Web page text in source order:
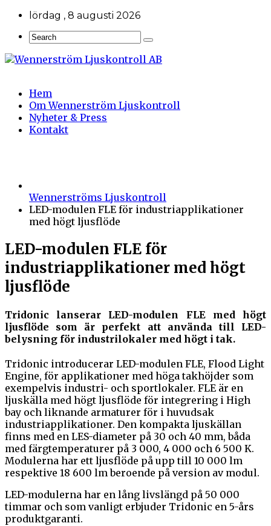
lördag , 8 augusti 2026
Hem
Om Wennerström Ljuskontroll
Nyheter & Press
Kontakt
Wennerströms Ljuskontroll
LED-modulen FLE för industriapplikationer
med högt ljusflöde
LED-modulen FLE för
industriapplikationer med högt
ljusflöde
Tridonic lanserar LED-modulen FLE med högt
ljusflöde som är perfekt att använda till LED-
belysning för industrilokaler med högt i tak.
Tridonic introducerar LED-modulen FLE, Flood Light
Engine, för applikationer med höga takhöjder som
exempelvis industri- och sportlokaler. FLE är en
ljuskälla med högt ljusflöde för integrering i High
bay och liknande armaturer för i huvudsak
industriapplikationer. Den kompakta ljuskällan
finns med en LES-diameter på 30 och 40 mm, båda
med färgtemperaturer på 3 000, 4 000 och 6 500 K.
Modulerna har ett ljusflöde på upp till 10 000 lm
respektive 18 600 lm beroende på version av modul.
LED-modulerna har en lång livslängd på 50 000
timmar och som vanligt erbjuder Tridonic en 5-års
produktgaranti.